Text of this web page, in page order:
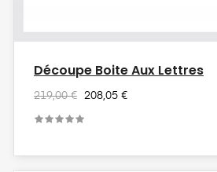
Découpe Boite Aux Lettres
219,00 € 208,05 €